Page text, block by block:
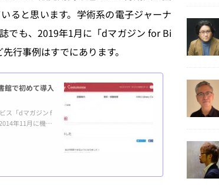
ると思います。学術系の電子ジャーナ
でも、2019年1月に「dマガジン for Bi
行事例はすでにあります。
館で初めて導入
ス「dマガジン f
年11月に機関